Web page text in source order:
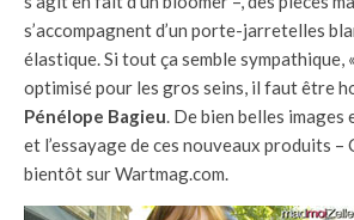
s’accompagnent d’un porte-jarretelles
élastique. Si tout ça semble sympathique, «
optimisé pour les gros seins, il faut être
Pénélope Bagieu. De bien belles
et l’essayage de ces nouveaux produits –
bientôt sur Wartmag.com.